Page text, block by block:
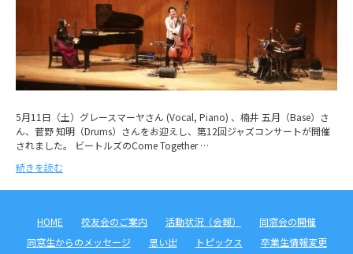
5月11日（土）グレースマーヤさん (Vocal, Piano) 、楠井 五月（Base）さ
ん、菅野 知明（Drums）さんをお迎えし、第12回ジャズコンサートが開催
されました。 ビートルズのCome Together …
続きを読む
HOME 校友会のご案内 活動状況（会報）
同窓会の開催
同窓生からのメッセージ
思い出 トピックス
卒業生情報変更